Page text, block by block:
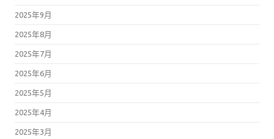
2025年9月
2025年8月
2025年7月
2025年6月
2025年5月
2025年4月
2025年3月